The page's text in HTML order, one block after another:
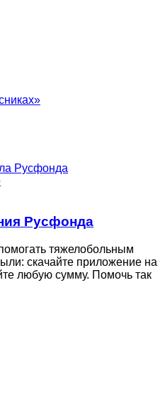
Русфонда
Русфонда
тяжелобольным
скачайте приложение на
любую сумму. Помочь так